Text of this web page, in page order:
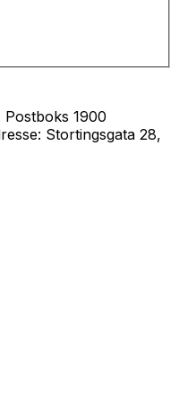
Postboks 1900
Stortingsgata 28,